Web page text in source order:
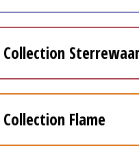
Collection
Collection Flame